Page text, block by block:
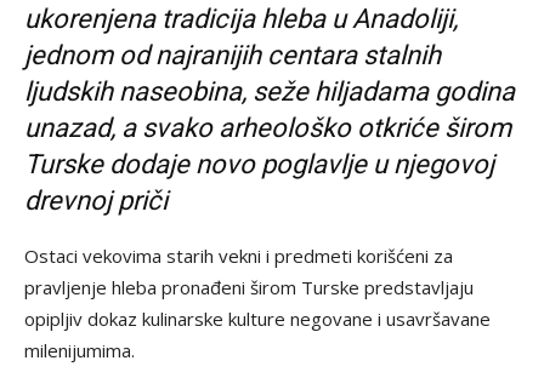
ukorenjena tradicija hleba u Anadoliji,
jednom od najranijih centara stalnih
ljudskih naseobina, seže hiljadama godina
unazad, a svako arheološko otkriće širom
Turske dodaje novo poglavlje u njegovoj
drevnoj priči
Ostaci vekovima starih vekni i predmeti korišćeni za
pravljenje hleba pronađeni širom Turske predstavljaju
opipljiv dokaz kulinarske kulture negovane i usavršavane
milenijumima.